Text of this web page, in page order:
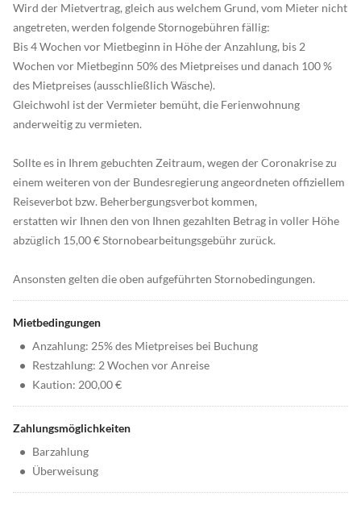
Wird der Mietvertrag, gleich aus welchem Grund, vom Mieter nicht
angetreten, werden folgende Stornogebühren fällig:
Bis 4 Wochen vor Mietbeginn in Höhe der Anzahlung, bis 2
Wochen vor Mietbeginn 50% des Mietpreises und danach 100 %
des Mietpreises (ausschließlich Wäsche).
Gleichwohl ist der Vermieter bemüht, die Ferienwohnung
anderweitig zu vermieten.
Sollte es in Ihrem gebuchten Zeitraum, wegen der Coronakrise zu
einem weiteren von der Bundesregierung angeordneten offiziellem
Reiseverbot bzw. Beherbergungsverbot kommen,
erstatten wir Ihnen den von Ihnen gezahlten Betrag in voller Höhe
abzüglich 15,00 € Stornobearbeitungsgebühr zurück.
Ansonsten gelten die oben aufgeführten Stornobedingungen.
Mietbedingungen
• Anzahlung: 25% des Mietpreises bei Buchung
• Restzahlung: 2 Wochen vor Anreise
• Kaution: 200,00 €
Zahlungsmöglichkeiten
• Barzahlung
• Überweisung